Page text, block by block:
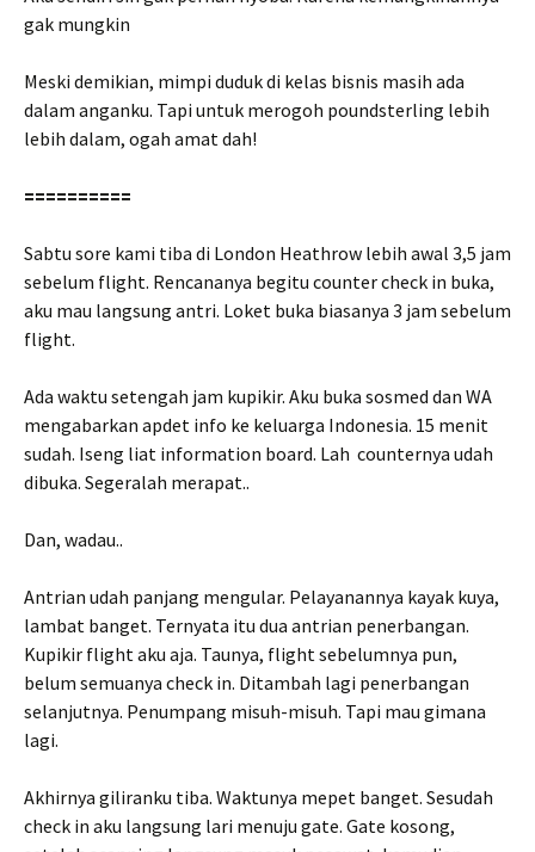
gak mungkin
Meski demikian, mimpi duduk di kelas bisnis masih ada
dalam anganku. Tapi untuk merogoh poundsterling lebih
lebih dalam, ogah amat dah!
==========
Sabtu sore kami tiba di London Heathrow lebih awal 3,5 jam
sebelum flight. Rencananya begitu counter check in buka,
aku mau langsung antri. Loket buka biasanya 3 jam sebelum
flight.
Ada waktu setengah jam kupikir. Aku buka sosmed dan WA
mengabarkan apdet info ke keluarga Indonesia. 15 menit
sudah. Iseng liat information board. Lah counternya udah
dibuka. Segeralah merapat..
Dan, wadau..
Antrian udah panjang mengular. Pelayanannya kayak kuya,
lambat banget. Ternyata itu dua antrian penerbangan.
Kupikir flight aku aja. Taunya, flight sebelumnya pun,
belum semuanya check in. Ditambah lagi penerbangan
selanjutnya. Penumpang misuh-misuh. Tapi mau gimana
lagi.
Akhirnya giliranku tiba. Waktunya mepet banget. Sesudah
check in aku langsung lari menuju gate. Gate kosong,